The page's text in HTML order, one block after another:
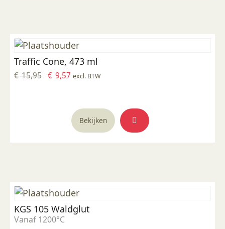
Traffic Cone, 473 ml
€15,95 Oorspronkelijke
€ 9,57 Huidige
€ 9,57.
excl. BTW
Bekijken
KGS 105 Waldglut
Vanaf 1200°C